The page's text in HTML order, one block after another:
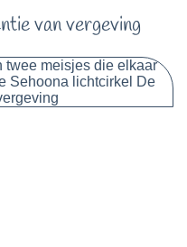
van vergeving